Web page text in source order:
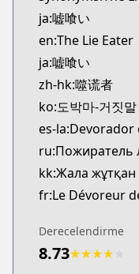
CDJapan
https://
MangaUpdates
MangaUpdates
https://
Book☆Walker
Book☆Walker
https://
ja:嘘喰い
en:The Lie Eater
ja:嘘喰い
zh-hk:噬谎者
ko:도박마-거짓
es-la:Devorador
ru:Пожиратель
kk:Жала жұтқан
fr:Le Dévoreur
Derecelendirme
8.73★★★★